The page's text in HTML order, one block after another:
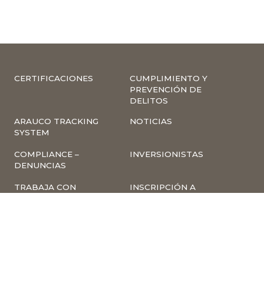
CERTIFICACIONES
CUMPLIMIENTO Y
PREVENCIÓN DE
DELITOS
ARAUCO TRACKING
SYSTEM
NOTICIAS
COMPLIANCE –
DENUNCIAS
INVERSIONISTAS
TRABAJA CON
INSCRIPCIÓN A